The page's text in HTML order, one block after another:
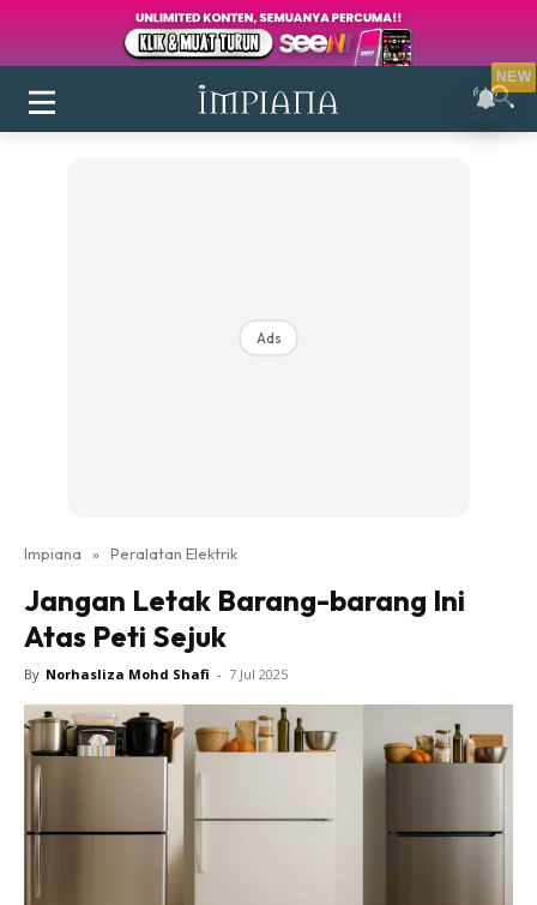
Login|Register
Ruang Makan
Ruang Tamu
Direktori
Interior Design
Landskap
Bilik Tidur
Ads
Impiana » Peralatan Elektrik
Jangan Letak Barang-barang Ini
Atas Peti Sejuk
By Norhasliza Mohd Shafi - 7 Jul 2025
NEW